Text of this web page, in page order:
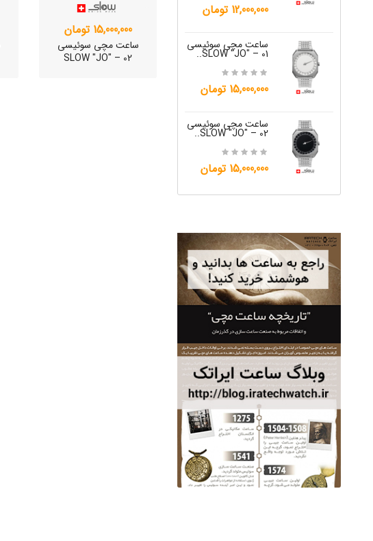
12,000,000 تومان
ساعت مچی سوئیسی
SLOW "JO" – 01..
15,000,000 تومان
ساعت مچی سوئیسی
SLOW "JO" – 02..
15,000,000 تومان
ساعت مچی سوئیسی
SLOW "JO" – 05..
15,000,000 تومان
ساعت مچی سوئیسی
SLOW "JO" – 02